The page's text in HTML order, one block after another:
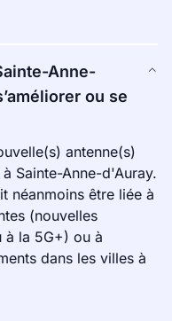
Anne-
ou se
antenne(s)
Sainte-Anne-d'Auray.
néanmoins être liée à
(nouvelles
à la 5G+) ou à
dans les villes à